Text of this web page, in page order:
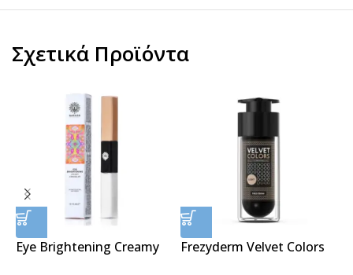
Σχετικά Προϊόντα
Eye Brightening Creamy
Frezyderm Velvet Colors